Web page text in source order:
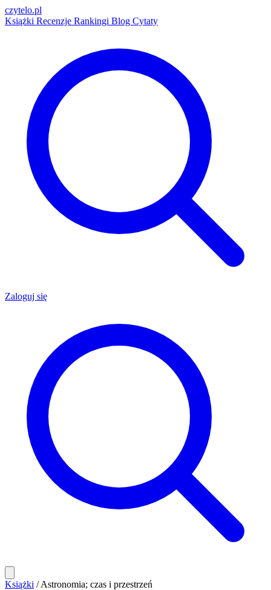
czytelo.pl
Książki Recenzje Rankingi Blog Cytaty
Zaloguj się
Książki / Astronomia; czas i przestrzeń